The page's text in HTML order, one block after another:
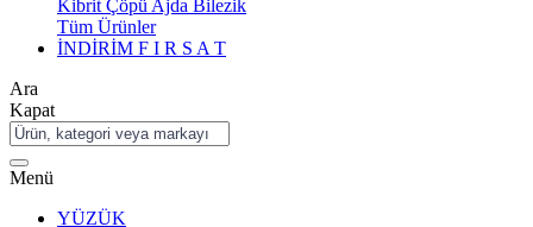
Kibrit Çöpü Ajda Bilezik
Tüm Ürünler
İNDİRİM F I R S A T
Ara
Kapat
Menü
YÜZÜK